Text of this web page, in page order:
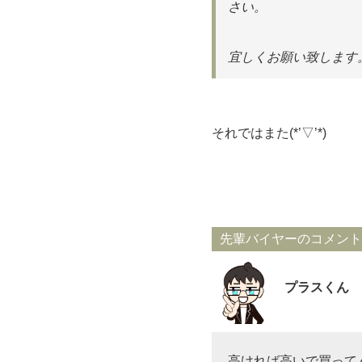
さい。
宜しくお願い致します
それではまた(*’▽’*)
先輩バイヤーのコメント
プラスくん